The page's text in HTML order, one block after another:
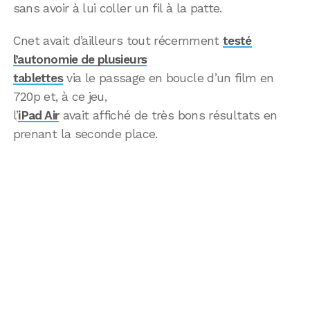
sans avoir à lui coller un fil à la patte.
Cnet avait d’ailleurs tout récemment testé
l’autonomie de plusieurs
tablettesvia le passage en boucle d’un film en
720p et, à ce jeu,
l’iPad Airavait affiché de très bons résultats en
prenant la seconde place.